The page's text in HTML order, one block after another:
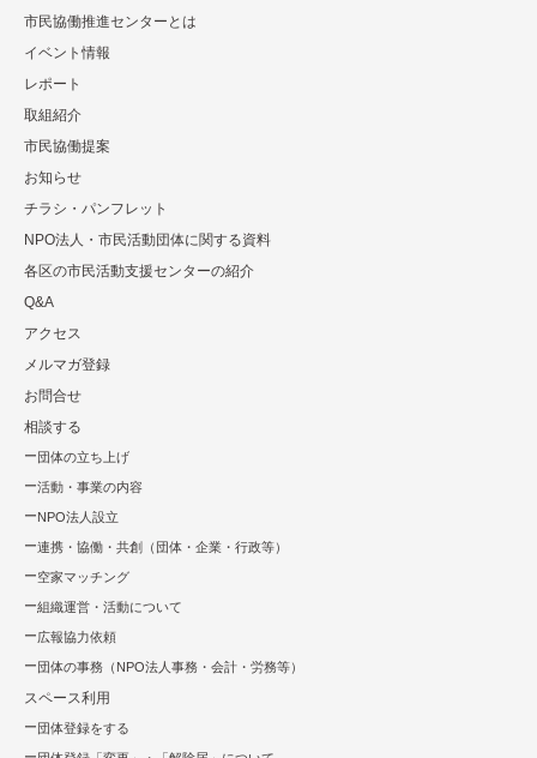
市民協働推進センターとは
イベント情報
レポート
取組紹介
市⺠協働提案
お知らせ
チラシ・パンフレット
NPO法⼈・市⺠活動団体に関する資料
各区の市⺠活動⽀援センターの紹介
Q&A
アクセス
メルマガ登録
お問合せ
相談する
団体の立ち上げ
活動・事業の内容
NPO法⼈設⽴
連携・協働・共創（団体・企業・⾏政等）
空家マッチング
組織運営・活動について
広報協⼒依頼
団体の事務（NPO法人事務・会計・労務等）
スペース利用
団体登録をする